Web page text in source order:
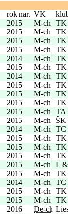
rok nar. VK
2015 M-ch
TK
2015 M-ch
TK
2015 M-ch
TK
2015 M-ch
TK
2014 M-ch
TK
2015 M-ch
TK
2014 M-ch
TK
2015 M-ch
TK
2015 M-ch
TK
2015 M-ch
TK
2015 M-ch
TA
2015 M-ch
ŠK
2014 M-ch
TC
2015 M-ch
TK
2015 M-ch
TK
2015 M-ch
TK
2015 M-ch
L
2015 M-ch
TK
2014 M-ch
TC
2015 M-ch
TK
2015 M-ch
TK
2016 De-ch